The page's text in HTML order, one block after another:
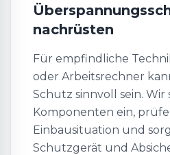
nachrüsten
Für empfindliche
oder Arbeitsrechner
Schutz sinnvoll sein.
Komponenten ein,
Einbausituation und
Schutzgerät und